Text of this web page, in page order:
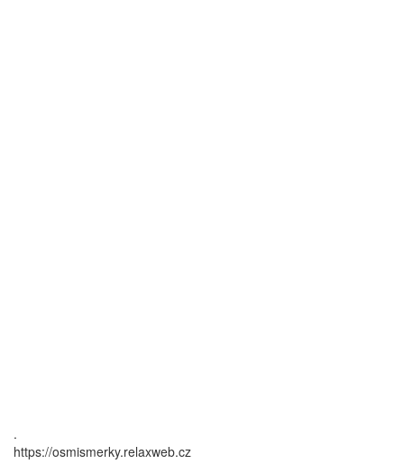
.
https://osmismerky.relaxweb.cz